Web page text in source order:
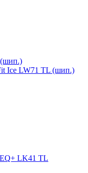
Ice LW71 TL (шип.)
LK41 TL